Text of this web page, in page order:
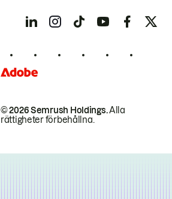
© 2026 Semrush Holdings.Alla
rättigheter förbehållna.